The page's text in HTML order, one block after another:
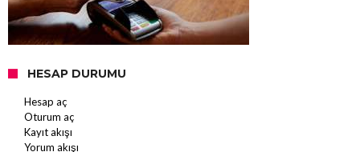
HESAP DURUMU
Hesap aç
Oturum aç
Kayıt akışı
Yorum akışı